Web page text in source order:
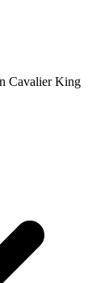
Cavalier King